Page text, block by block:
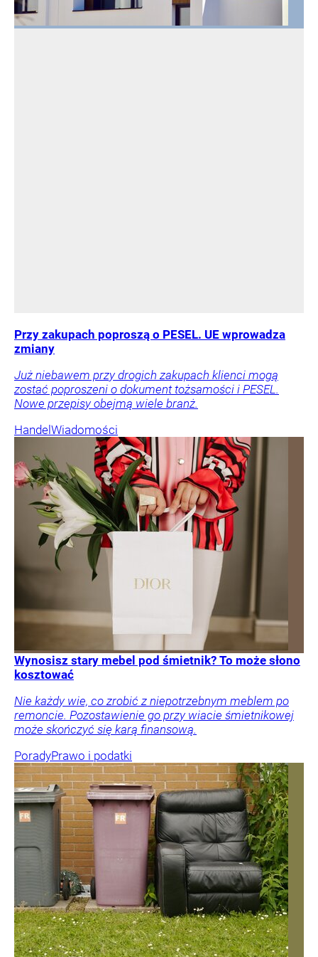
Przy zakupach poproszą o PESEL. UE wprowadza
zmiany
Już niebawem przy drogich zakupach klienci mogą
zostać poproszeni o dokument tożsamości i PESEL.
Nowe przepisy obejmą wiele branż.
Handel Wiadomości
Wynosisz stary mebel pod śmietnik? To może słono
kosztować
Nie każdy wie, co zrobić z niepotrzebnym meblem po
remoncie. Pozostawienie go przy wiacie śmietnikowej
może skończyć się karą finansową.
PoradyPrawo i podatki